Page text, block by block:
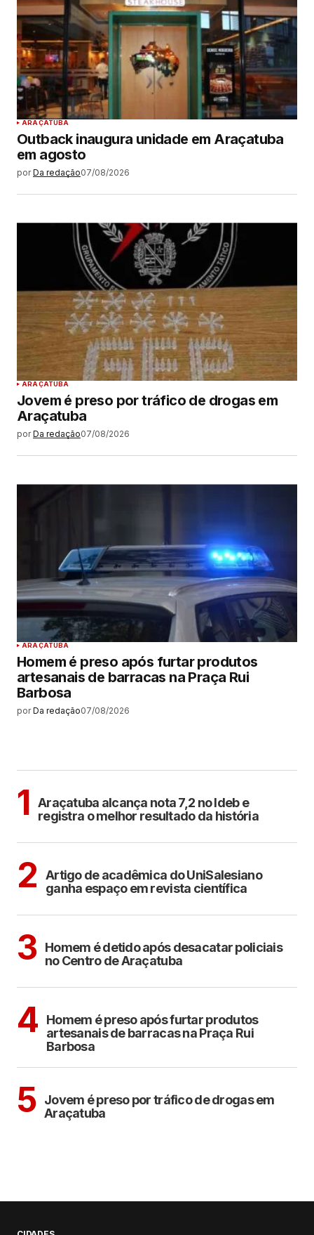
ARAÇATUBA
Outback inaugura unidade em Araçatuba
em agosto
por Da redação07/08/2026
ARAÇATUBA
Jovem é preso por tráfico de drogas em
Araçatuba
por Da redação07/08/2026
ARAÇATUBA
Homem é preso após furtar produtos
artesanais de barracas na Praça Rui
Barbosa
por Da redação07/08/2026
1 Araçatuba alcança nota 7,2 no Ideb e
registra o melhor resultado da história
2
Artigo de acadêmica do UniSalesiano
ganha espaço em revista científica
3 Homem é detido após desacatar policiais
no Centro de Araçatuba
4
Homem é preso após furtar produtos
artesanais de barracas na Praça Rui
Barbosa
5 Jovem é preso por tráfico de drogas em
Araçatuba